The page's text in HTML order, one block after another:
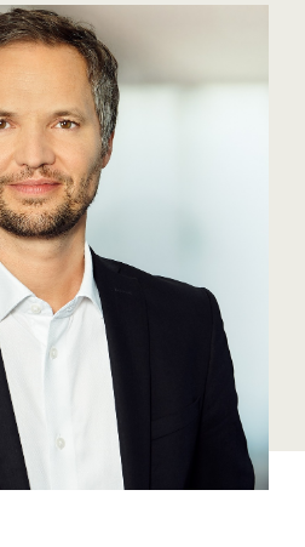
und Salzburg
& Kraftstoff